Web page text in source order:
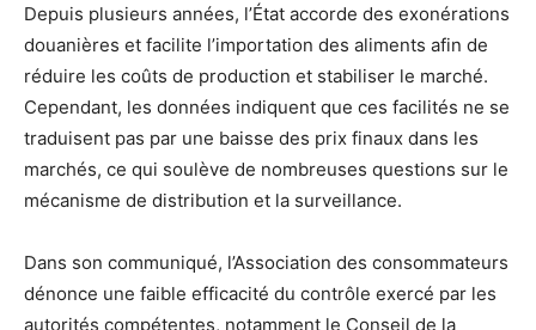
Depuis plusieurs années, l’État accorde des exonérations
douanières et facilite l’importation des aliments afin de
réduire les coûts de production et stabiliser le marché.
Cependant, les données indiquent que ces facilités ne se
traduisent pas par une baisse des prix finaux dans les
marchés, ce qui soulève de nombreuses questions sur le
mécanisme de distribution et la surveillance.
Dans son communiqué, l’Association des consommateurs
dénonce une faible efficacité du contrôle exercé par les
autorités compétentes, notamment le Conseil de la